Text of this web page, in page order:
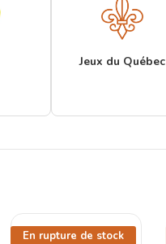
Jeux du Québec
En rupture de stock